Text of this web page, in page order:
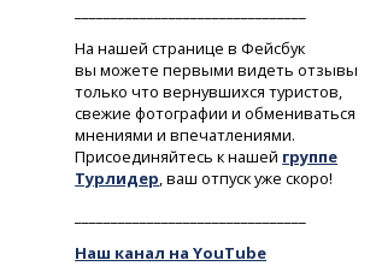
На нашей странице в Фейсбук
вы можете первыми видеть отзывы
только что вернувшихся туристов,
свежие фотографии и обмениваться
мнениями и впечатлениями.
Присоединяйтесь к нашей группе
Турлидер, ваш отпуск уже скоро!
Наш канал на YouTube